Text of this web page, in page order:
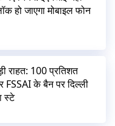
हो जाएगा मोबाइल फोन
राहत: 100 प्रतिशत
FSSAI के बैन पर दिल्ली
स्टे